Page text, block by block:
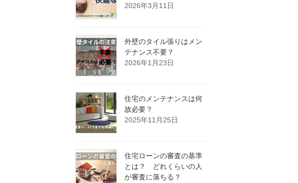
2026年3月11日
外壁のタイル張りはメン
テナンス不要？
2026年1月23日
住宅のメンテナンスは何
故必要？
2025年11月25日
住宅ローンの審査の基準
とは？ どれくらいの人
が審査に落ちる？